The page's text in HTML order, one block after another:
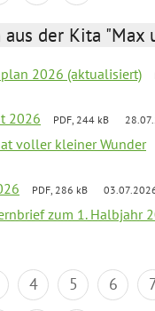
der Kita "Max
2026 (aktualisiert)
2026 PDF, 244 kB
voller kleiner Wunder
PDF, 286 kB
zum 1. Halbjahr
4 5 6